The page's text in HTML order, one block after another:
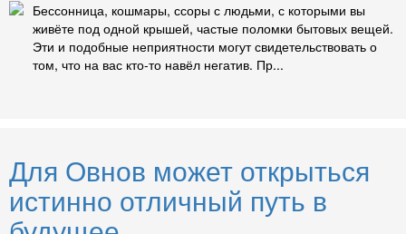
Бессонница, кошмары, ссоры с людьми, с которыми вы
живёте под одной крышей, частые поломки бытовых вещей.
Эти и подобные неприятности могут свидетельствовать о
том, что на вас кто-то навёл негатив. Пр...
Для Овнов может открыться
истинно отличный путь в